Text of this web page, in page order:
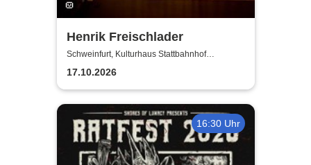
Henrik Freischlader
Schweinfurt, Kulturhaus Stattbahnhof
Schweinfurt
17.10.2026
16:30 Uhr